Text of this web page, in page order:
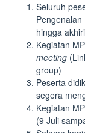
Seluruh
hingga
Kegiatan
meeting
group)
Peserta
segera
Kegiatan
(9 Juli